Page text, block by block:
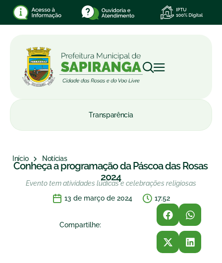
Transparência
Início Notícias
Conheça a programação da Páscoa das Rosas
2024
Evento tem atividades lúdicas e celebrações religiosas
13 de março de 2024
17:52
Compartilhe: